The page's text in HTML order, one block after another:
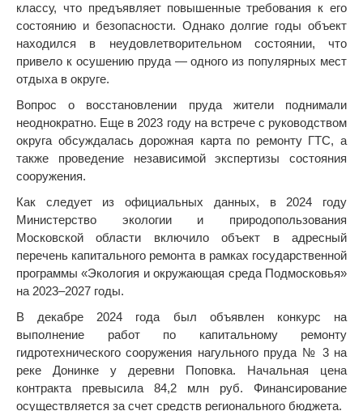
классу, что предъявляет повышенные требования к его
состоянию и безопасности. Однако долгие годы объект
находился в неудовлетворительном состоянии, что
привело к осушению пруда — одного из популярных мест
отдыха в округе.
Вопрос о восстановлении пруда жители поднимали
неоднократно. Еще в 2023 году на встрече с руководством
округа обсуждалась дорожная карта по ремонту ГТС, а
также проведение независимой экспертизы состояния
сооружения.
Как следует из официальных данных, в 2024 году
Министерство экологии и природопользования
Московской области включило объект в адресный
перечень капитального ремонта в рамках государственной
программы «Экология и окружающая среда Подмосковья»
на 2023–2027 годы.
В декабре 2024 года был объявлен конкурс на
выполнение работ по капитальному ремонту
гидротехнического сооружения нагульного пруда № 3 на
реке Донинке у деревни Поповка. Начальная цена
контракта превысила 84,2 млн руб. Финансирование
осуществляется за счет средств регионального бюджета.